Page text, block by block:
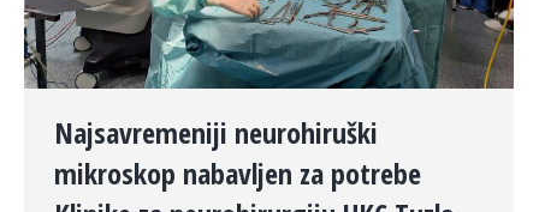
Najsavremeniji neurohiruški
mikroskop nabavljen za potrebe